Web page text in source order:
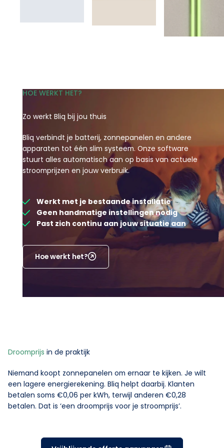
HOE WERKT HET?
Zo werkt Bliq bij jou thuis
Bliq verbindt je batterij, zonnepanelen en andere
apparaten tot één slim systeem. Onze software
stuurt alles automatisch aan op basis van actuele
stroomprijzen en jouw verbruik.
Werkt met je bestaande installatie
Geen handmatige instellingen nodig
Past zich continu aan jouw situatie aan
Hoe werkt het?
Droomprijs in de praktijk
Niemand koopt zonnepanelen om ernaar te kijken. Je wilt
een lagere energierekening. Bliq helpt daarbij. Klanten
betalen soms €0,06 per kWh, terwijl anderen €0,28
betalen. Dat is ‘een droomprijs voor je stroomprijs’.